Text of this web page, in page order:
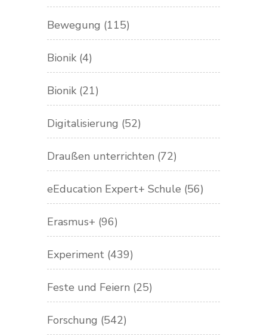
Bewegung (115)
Bionik (4)
Bionik (21)
Digitalisierung (52)
Draußen unterrichten (72)
eEducation Expert+ Schule (56)
Erasmus+ (96)
Experiment (439)
Feste und Feiern (25)
Forschung (542)